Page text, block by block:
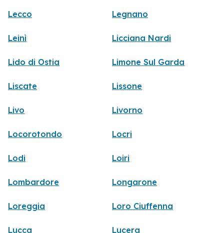
Lecco Legnano
Leinì Licciana Nardi
Lido di Ostia Limone Sul Garda
Liscate Lissone
Livo Livorno
Locorotondo Locri
Lodi Loiri
Lombardore Longarone
Loreggia Loro Ciuffenna
Lucca Lucera